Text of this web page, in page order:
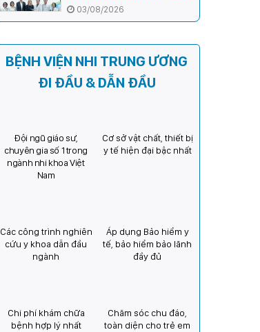
ương và Tổ chức Orbis (Hoa
Kỳ) tăng cường hợp tác, mở
03/08/2026
BỆNH VIỆN NHI TRUNG ƯƠNG
ĐI ĐẦU & DẪN ĐẦU
Đội ngũ giáo sư,
chuyên gia số 1 trong
ngành nhi khoa Việt
Nam
Cơ sở vật chất, thiết bị
y tế hiện đại bậc nhất
Các công trình nghiên
cứu y khoa dẫn đầu
ngành
Áp dụng Bảo hiểm y
tế, bảo hiểm bảo lãnh
đầy đủ
Chi phí khám chữa
bệnh hợp lý nhất
Chăm sóc chu đáo,
toàn diện cho trẻ em